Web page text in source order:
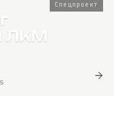
Спецпроект
ЛКМ